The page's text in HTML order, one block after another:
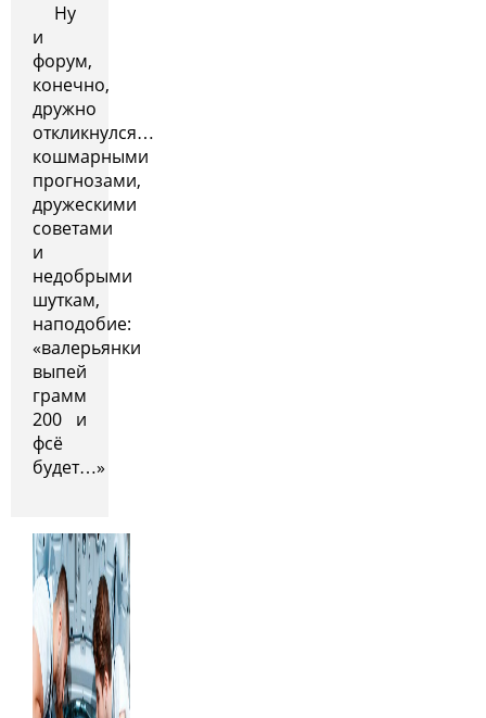
Ну
и
форум,
конечно,
дружно
откликнулся…
кошмарными
прогнозами,
дружескими
советами
и
недобрыми
шуткам,
наподобие:
«валерьянки
выпей
грамм
200 и
фсё
будет…»